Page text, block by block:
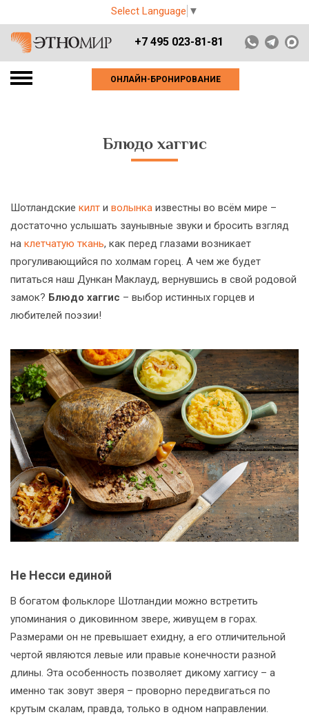
Select Language ▼
+7 495 023-81-81
ОНЛАЙН-БРОНИРОВАНИЕ
Блюдо хаггис
Шотландские килт и волынка известны во всём мире –
достаточно услышать заунывные звуки и бросить взгляд
на клетчатую ткань, как перед глазами возникает
прогуливающийся по холмам горец. А чем же будет
питаться наш Дункан Маклауд, вернувшись в свой родовой
замок? Блюдо хаггис – выбор истинных горцев и
любителей поэзии!
Не Несси единой
В богатом фольклоре Шотландии можно встретить
упоминания о диковинном звере, живущем в горах.
Размерами он не превышает ехидну, а его отличительной
чертой являются левые или правые конечности разной
длины. Эта особенность позволяет дикому хаггису – а
именно так зовут зверя – проворно передвигаться по
крутым скалам, правда, только в одном направлении.